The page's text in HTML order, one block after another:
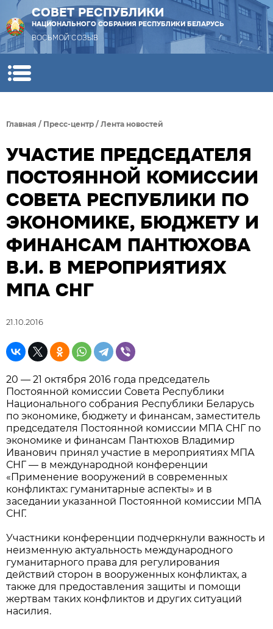
СОВЕТ РЕСПУБЛИКИ
НАЦИОНАЛЬНОГО СОБРАНИЯ РЕСПУБЛИКИ БЕЛАРУСЬ
ВОСЬМОЙ СОЗЫВ
Главная / Пресс-центр / Лента новостей
УЧАСТИЕ ПРЕДСЕДАТЕЛЯ
ПОСТОЯННОЙ КОМИССИИ
СОВЕТА РЕСПУБЛИКИ ПО
ЭКОНОМИКЕ, БЮДЖЕТУ И
ФИНАНСАМ ПАНТЮХОВА
В.И. В МЕРОПРИЯТИЯХ
МПА СНГ
21.10.2016
20 — 21 октября 2016 года председатель
Постоянной комиссии Совета Республики
Национального собрания Республики Беларусь
по экономике, бюджету и финансам, заместитель
председателя Постоянной комиссии МПА СНГ по
экономике и финансам Пантюхов Владимир
Иванович принял участие в мероприятиях МПА
СНГ — в международной конференции
«Применение вооружений в современных
конфликтах: гуманитарные аспекты» и в
заседании указанной Постоянной комиссии МПА
СНГ.
Участники конференции подчеркнули важность и
неизменную актуальность международного
гуманитарного права для регулирования
действий сторон в вооруженных конфликтах, а
также для предоставления защиты и помощи
жертвам таких конфликтов и других ситуаций
насилия.